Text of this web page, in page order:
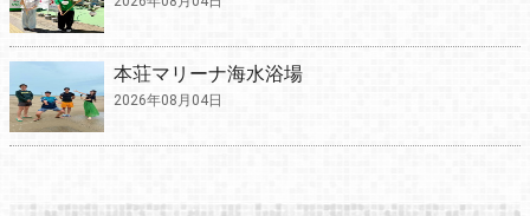
本荘マリーナ海水浴場
2026年08月04日